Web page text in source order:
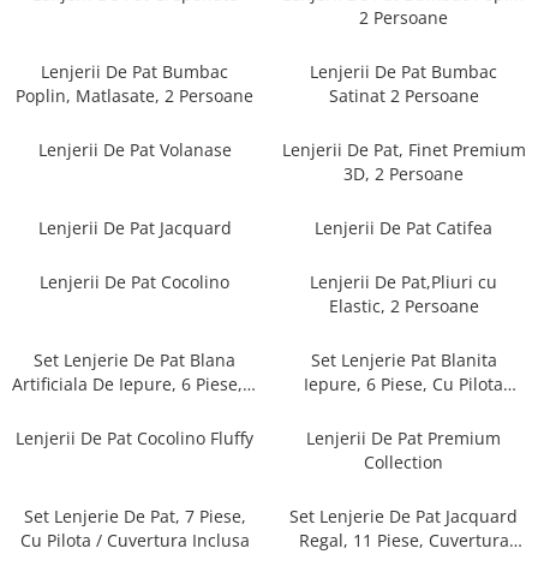
Lenjerii De Pat Creponate
Lenjerii De Pat Bumbac Poplin 2
Lenjerii De Pat Bumbac Satinat 2
Lenjerii De Pat Volanase
2 Persoane
Lenjerii De Pat Jacquard
Lenjerii De Pat Catifea
Set Lenjerie De Pat Blana
Artificiala De Iepure, 6 Piese, 2
Persoane
2 Persoane
Lenjerii De Pat Bumbac
Poplin, Matlasate, 2 Persoane
Lenjerii De Pat Bumbac
Satinat 2 Persoane
Lenjerii De Pat Volanase
Lenjerii De Pat, Finet Premium
3D, 2 Persoane
Lenjerii De Pat Jacquard Lenjerii De Pat Catifea
Lenjerii De Pat Cocolino
Lenjerii De Pat,Pliuri cu
Elastic, 2 Persoane
Set Lenjerie De Pat Blana
Artificiala De Iepure, 6 Piese, 2
Set Lenjerie Pat Blanita
Iepure, 6 Piese, Cu Pilota
Lenjerii De Pat Cocolino Fluffy
Lenjerii De Pat Premium
Collection
Set Lenjerie De Pat, 7 Piese,
Cu Pilota / Cuvertura Inclusa
Set Lenjerie De Pat Jacquard
Regal, 11 Piese, Cuvertura